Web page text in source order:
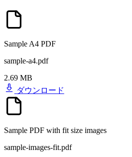
Sample A4 PDF
sample-a4.pdf
2.69 MB
ダウンロード
Sample PDF with fit size images
sample-images-fit.pdf